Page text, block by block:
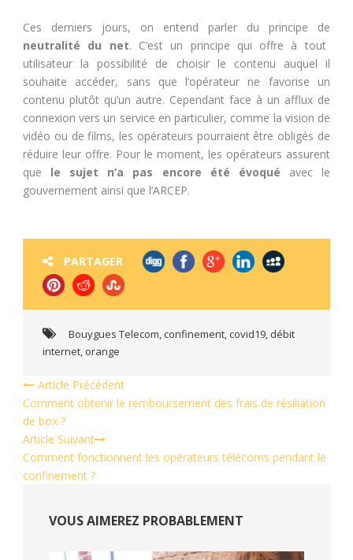
Ces derniers jours, on entend parler du principe de
neutralité du net. C’est un principe qui offre à tout
utilisateur la possibilité de choisir le contenu auquel il
souhaite accéder, sans que l’opérateur ne favorise un
contenu plutôt qu’un autre. Cependant face à un afflux de
connexion vers un service en particulier, comme la vision de
vidéo ou de films, les opérateurs pourraient être obligés de
réduire leur offre. Pour le moment, les opérateurs assurent
que le sujet n’a pas encore été évoqué avec le
gouvernement ainsi que l’ARCEP.
PARTAGER
Bouygues Telecom, confinement, covid19, débit
internet, orange
Article Précédent
Comment obtenir le remboursement des frais de résiliation
de box ?
Article Suivant
Comment fonctionnent les opérateurs télécoms pendant le
confinement ?
VOUS AIMEREZ PROBABLEMENT